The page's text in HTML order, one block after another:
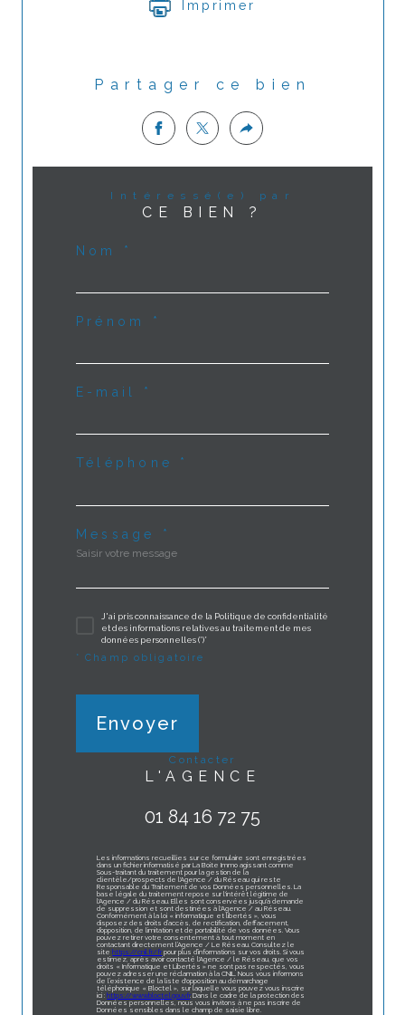
Imprimer
Partager ce bien
Intéressé(e) par
CE BIEN ?
Nom *
Prénom *
E-mail *
Téléphone *
Message *
J'ai pris connaissance de la Politique de confidentialité
et des informations relatives au traitement de mes
données personnelles (*)*
* Champ obligatoire
Envoyer
contacter
L'AGENCE
01 84 16 72 75
Les informations recueillies sur ce formulaire sont enregistrées
dans un fichier informatisé par La Boite Immo agissant comme
Sous-traitant du traitement pour la gestion de la
clientèle/prospects de l'Agence / du Réseau qui reste
Responsable du Traitement de vos Données personnelles. La
base légale du traitement repose sur l'intérêt légitime de
l'Agence / du Réseau. Elles sont conservées jusqu'à demande
de suppression et sont destinées à l'Agence / au Réseau.
Conformément à la loi « informatique et libertés », vous
disposez des droits d’accès, de rectification, d’effacement,
d’opposition, de limitation et de portabilité de vos données. Vous
pouvez retirer votre consentement à tout moment en
contactant directement l’Agence / Le Réseau. Consultez le
sitehttps://cnil.fr/fr pour plus d’informations sur vos droits. Si vous
estimez, après avoir contacté l'Agence / le Réseau, que vos
droits « Informatique et Libertés » ne sont pas respectés, vous
pouvez adresser une réclamation à la CNIL. Nous vous informons
de l’existence de la liste d'opposition au démarchage
téléphonique « Bloctel », sur laquelle vous pouvez vous inscrire
ici :https://www.bloctel.gouv.fr. Dans le cadre de la protection des
Données personnelles, nous vous invitons à ne pas inscrire de
Données sensibles dans le champ de saisie libre.